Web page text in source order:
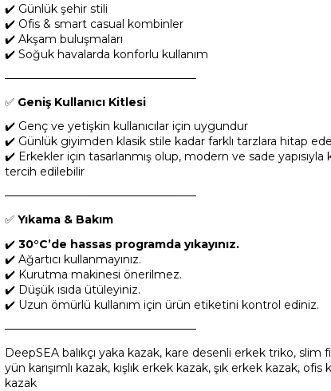
✔️ Günlük şehir stili
✔️ Ofis & smart casual kombinler
✔️ Akşam buluşmaları
✔️ Soğuk havalarda konforlu kullanım
────────────────────────
✅ Geniş Kullanıcı Kitlesi
✔️ Genç ve yetişkin kullanıcılar için uygundur
✔️ Günlük giyimden klasik stile kadar farklı tarzlara hitap
✔️ Erkekler için tasarlanmış olup, modern ve sade yapısıyla
tercih edilebilir
────────────────────────
✅ Yıkama & Bakım
✔️ 30°C’de hassas programda yıkayınız.
✔️ Ağartıcı kullanmayınız.
✔️ Kurutma makinesi önerilmez.
✔️ Düşük ısıda ütüleyiniz.
✔️ Uzun ömürlü kullanım için ürün etiketini kontrol ediniz.
────────────────────────
DeepSEA balıkçı yaka kazak, kare desenli erkek triko, slim
yün karışımlı kazak, kışlık erkek kazak, şık erkek kazak,
kazak